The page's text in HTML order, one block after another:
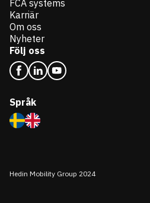
FCA systems
Karriär
Om oss
Nyheter
Följ oss
Språk
Hedin Mobility Group 2024